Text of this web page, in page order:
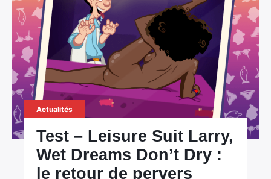
Actualités
Test – Leisure Suit Larry,
Wet Dreams Don’t Dry :
le retour de pervers